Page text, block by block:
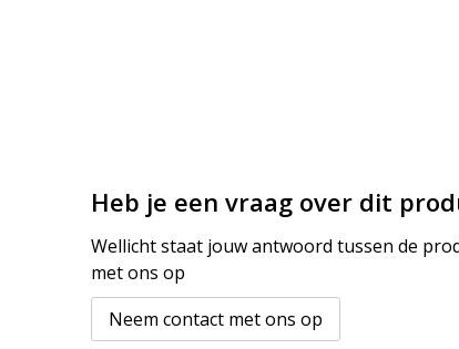
Heb je een vraag over dit
Wellicht staat jouw antwoord tussen de
met ons op
Neem contact met ons op